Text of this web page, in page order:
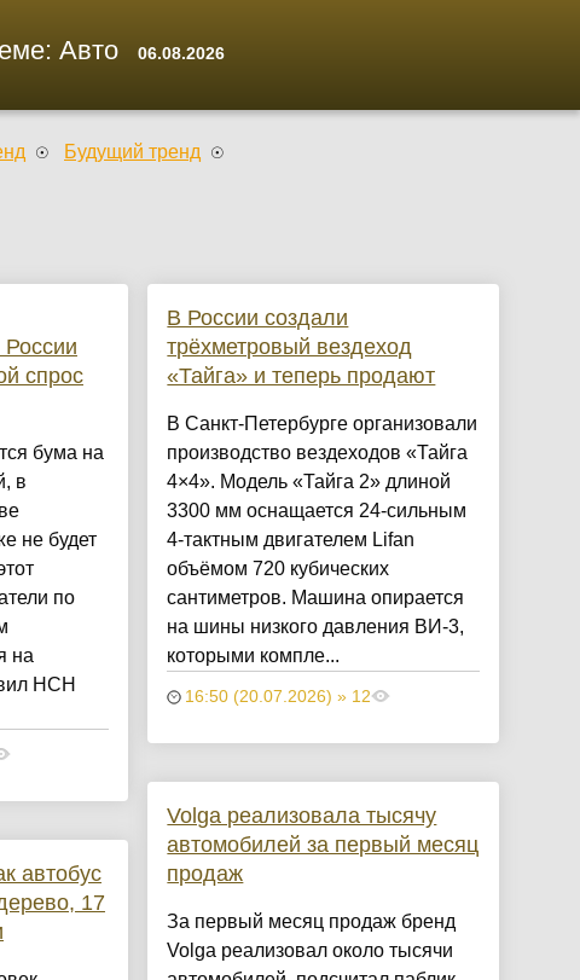
Авто 06.08.2026
Будущий тренд
спрос
бума на
в
не будет
по
на
НСН
автобус
17
В России создали
трёхметровый вездеход
«Тайга» и теперь продают
В Санкт-Петербурге организовали
производство вездеходов «Тайга
4×4». Модель «Тайга 2» длиной
3300 мм оснащается 24-сильным
4-тактным двигателем Lifan
объёмом 720 кубических
сантиметров. Машина опирается
на шины низкого давления ВИ-3,
которыми компле...
16:50 (20.07.2026) » 12
Volga реализовала тысячу
автомобилей за первый месяц
продаж
За первый месяц продаж бренд
Volga реализовал около тысячи